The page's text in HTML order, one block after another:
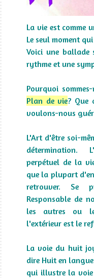
La vie est comme
Le seul moment qui
Voici une ballade
rythme et une
Pourquoi
Plan de vie? Que
voulons-nous
L'Art d'être soi-
détermination.
perpétuel de la
que la plupart
retrouver. Se
Responsable de
les autres ou
l'extérieur est le
La voie du huit
dire Huit en
qui illustre la voie